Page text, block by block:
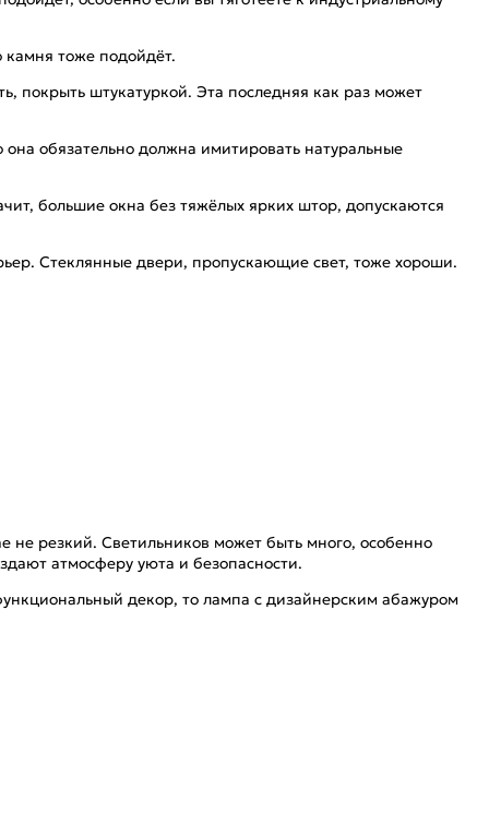
тоже подойдёт.
покрыть штукатуркой. Эта последняя как раз может
обязательно должна имитировать натуральные
большие окна без тяжёлых ярких штор, допускаются
Стеклянные двери, пропускающие свет, тоже хороши.
не резкий. Светильников может быть много, особенно
атмосферу уюта и безопасности.
декор, то лампа с дизайнерским абажуром